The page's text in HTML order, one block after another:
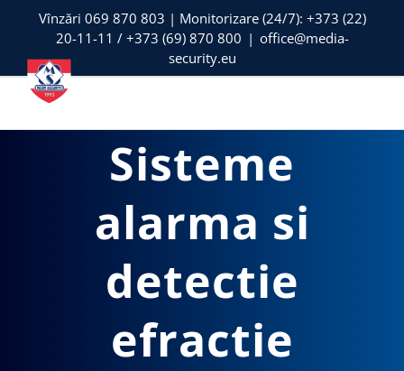
content
Vînzări 069 870 803 | Monitorizare (24/7): +373 (22)
20-11-11 / +373 (69) 870 800 | office@media-
security.eu
Sisteme
alarma si
detectie
efractie